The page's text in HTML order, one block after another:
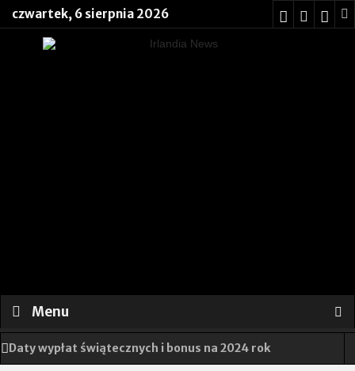
czwartek, 6 sierpnia 2026
Menu
Daty wypłat świątecznych i bonus na 2024 rok